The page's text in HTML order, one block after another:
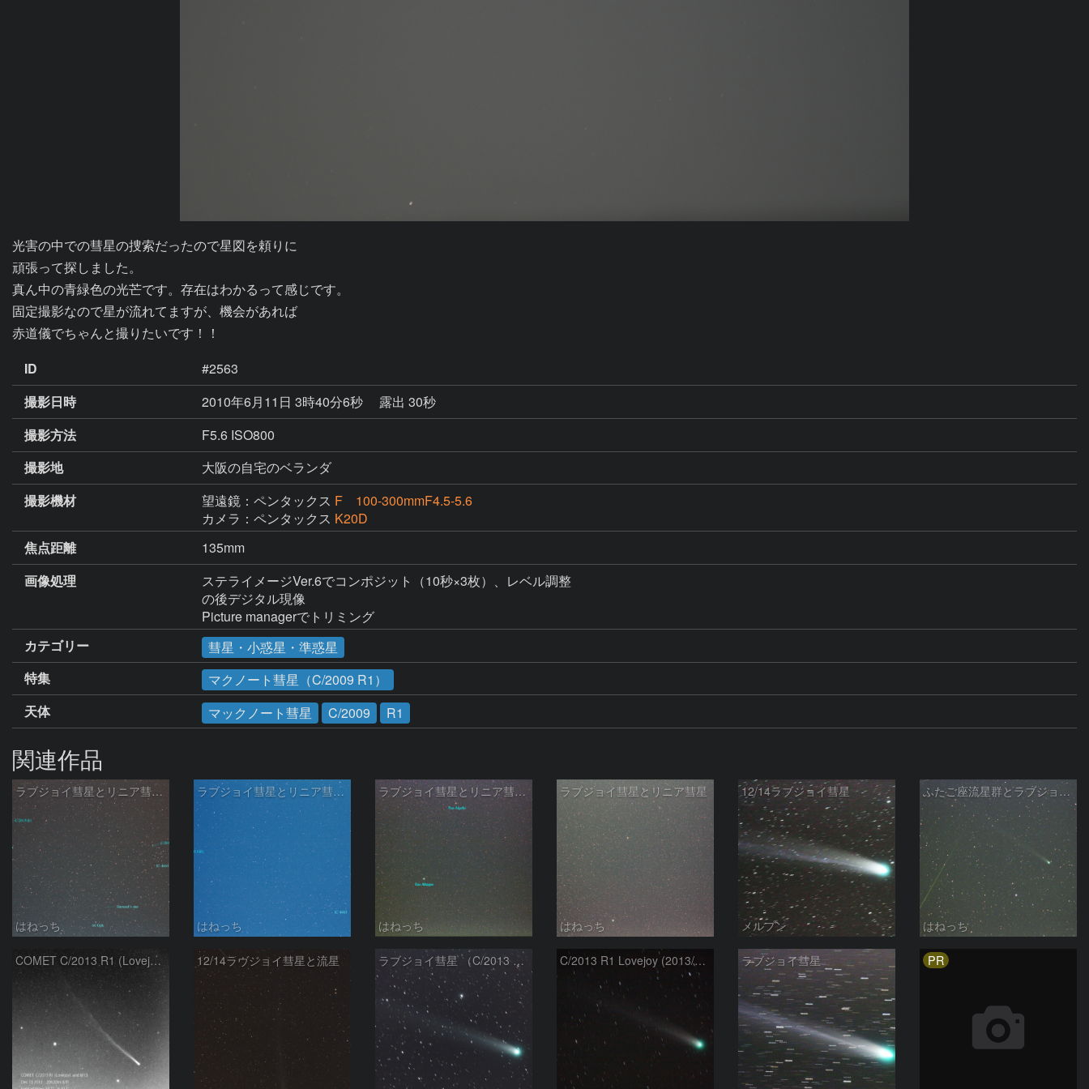
光害の中での彗星の捜索だったので星図を頼りに
頑張って探しました。
真ん中の青緑色の光芒です。存在はわかるって感じです。
固定撮影なので星が流れてますが、機会があれば
赤道儀でちゃんと撮りたいです！！
ID
#2563
撮影日時
2010年6月11日 3時40分6秒
露出 30秒
撮影方法
F5.6 ISO800
撮影地
大阪の自宅のベランダ
撮影機材
望遠鏡：ペンタックス F 100-300mmF4.5-5.6
カメラ：ペンタックス K20D
焦点距離
135mm
画像処理
ステライメージVer.6でコンポジット（10秒×3枚）、レベル調整
の後デジタル現像
Picture managerでトリミング
カテゴリー
彗星・小惑星・準惑星
特集
マクノート彗星（C/2009 R1）
天体
マックノート彗星 C/2009 R1
関連作品
ラブジョイ彗星とリニア彗星とバーナード星
はねっち
ラブジョイ彗星とリニア彗星Jan24
はねっち
ラブジョイ彗星とリニア彗星Jan14
はねっち
ラブジョイ彗星とリニア彗星
はねっち
12/14ラブジョイ彗星
メルプン
ふたご座流星群とラブジョイ彗星とM13
はねっち
COMET C/2013 R1 (Lovejoy) and M13 12/14ラヴジョイ彗星と流星 ラブジョイ彗星 （C/2013 R1） C/2013 R1 Lovejoy (2013/12/07) ラブジョイ彗星 PR